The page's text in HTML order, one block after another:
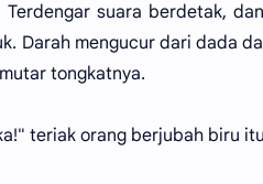
suara berdetak,
Darah mengucur dari dada
tongkatnya.
teriak orang berjubah biru